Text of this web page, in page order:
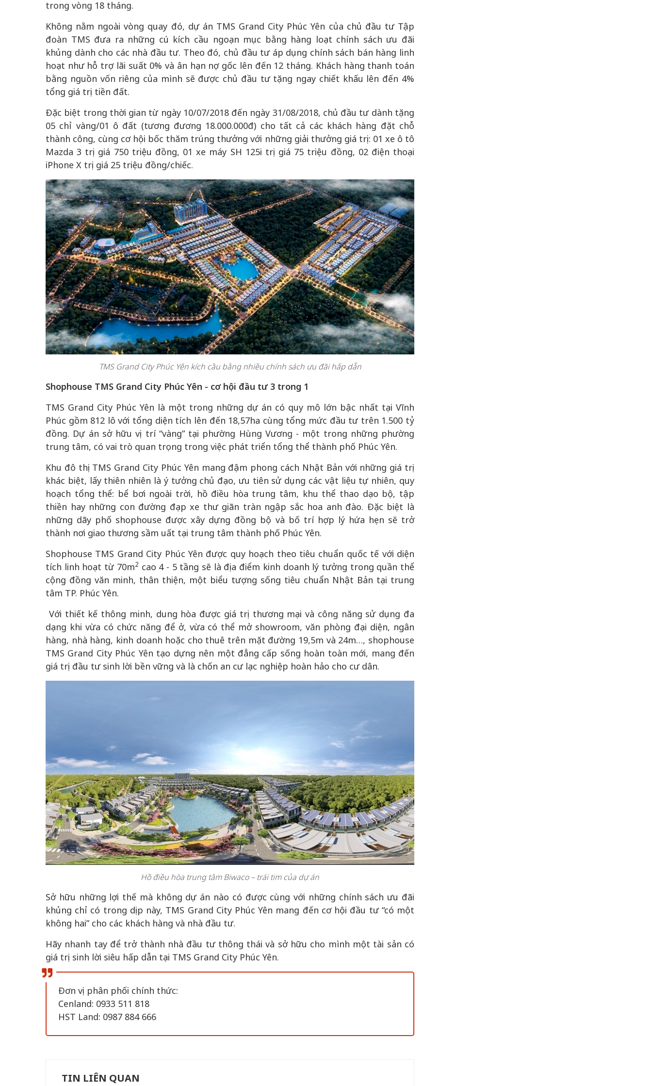
trong vòng 18 tháng.
Không nằm ngoài vòng quay đó, dự án TMS Grand City Phúc Yên của chủ đầu tư Tập
đoàn TMS đưa ra những cú kích cầu ngoạn mục bằng hàng loạt chính sách ưu đãi
khủng dành cho các nhà đầu tư. Theo đó, chủ đầu tư áp dụng chính sách bán hàng linh
hoạt như hỗ trợ lãi suất 0% và ân hạn nợ gốc lên đến 12 tháng. Khách hàng thanh toán
bằng nguồn vốn riêng của mình sẽ được chủ đầu tư tặng ngay chiết khấu lên đến 4%
tổng giá trị tiền đất.
Đặc biệt trong thời gian từ ngày 10/07/2018 đến ngày 31/08/2018, chủ đầu tư dành tặng
05 chỉ vàng/01 ô đất (tương đương 18.000.000đ) cho tất cả các khách hàng đặt chỗ
thành công, cùng cơ hội bốc thăm trúng thưởng với những giải thưởng giá trị: 01 xe ô tô
Mazda 3 trị giá 750 triệu đồng, 01 xe máy SH 125i trị giá 75 triệu đồng, 02 điện thoại
iPhone X trị giá 25 triệu đồng/chiếc.
TMS Grand City Phúc Yên kích cầu bằng nhiều chính sách ưu đãi hấp dẫn
Shophouse TMS Grand City Phúc Yên - cơ hội đầu tư 3 trong 1
TMS Grand City Phúc Yên là một trong những dự án có quy mô lớn bậc nhất tại Vĩnh
Phúc gồm 812 lô với tổng diện tích lên đến 18,57ha cùng tổng mức đầu tư trên 1.500 tỷ
đồng. Dự án sở hữu vị trí “vàng” tại phường Hùng Vương - một trong những phường
trung tâm, có vai trò quan trọng trong việc phát triển tổng thể thành phố Phúc Yên.
Khu đô thị TMS Grand City Phúc Yên mang đậm phong cách Nhật Bản với những giá trị
khác biệt, lấy thiên nhiên là ý tưởng chủ đạo, ưu tiên sử dụng các vật liệu tự nhiên, quy
hoạch tổng thể: bể bơi ngoài trời, hồ điều hòa trung tâm, khu thể thao dạo bộ, tập
thiền hay những con đường đạp xe thư giãn tràn ngập sắc hoa anh đào. Đặc biệt là
những dãy phố shophouse được xây dựng đồng bộ và bố trí hợp lý hứa hẹn sẽ trở
thành nơi giao thương sầm uất tại trung tâm thành phố Phúc Yên.
Shophouse TMS Grand City Phúc Yên được quy hoạch theo tiêu chuẩn quốc tế với diện
tích linh hoạt từ 70m2 cao 4 - 5 tầng sẽ là địa điểm kinh doanh lý tưởng trong quần thể
cộng đồng văn minh, thân thiện, một biểu tượng sống tiêu chuẩn Nhật Bản tại trung
tâm TP. Phúc Yên.
Với thiết kế thông minh, dung hòa được giá trị thương mại và công năng sử dụng đa
dạng khi vừa có chức năng để ở, vừa có thể mở showroom, văn phòng đại diện, ngân
hàng, nhà hàng, kinh doanh hoặc cho thuê trên mặt đường 19,5m và 24m…, shophouse
TMS Grand City Phúc Yên tạo dựng nên một đẳng cấp sống hoàn toàn mới, mang đến
giá trị đầu tư sinh lời bền vững và là chốn an cư lạc nghiệp hoàn hảo cho cư dân.
Hồ điều hòa trung tâm Biwaco – trái tim của dự án
Sở hữu những lợi thế mà không dự án nào có được cùng với những chính sách ưu đãi
khủng chỉ có trong dịp này, TMS Grand City Phúc Yên mang đến cơ hội đầu tư “có một
không hai” cho các khách hàng và nhà đầu tư.
Hãy nhanh tay để trở thành nhà đầu tư thông thái và sở hữu cho mình một tài sản có
giá trị sinh lời siêu hấp dẫn tại TMS Grand City Phúc Yên.
Đơn vị phân phối chính thức:
Cenland: 0933 511 818
HST Land: 0987 884 666
TIN LIÊN QUAN